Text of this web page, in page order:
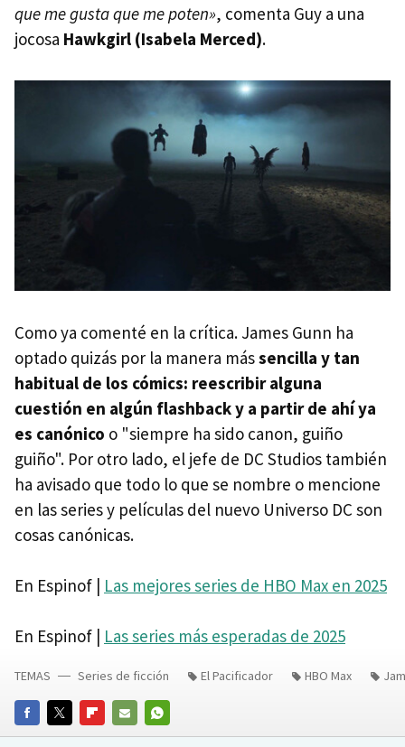
que me gusta que me poten», comenta Guy a una
jocosa Hawkgirl (Isabela Merced).
Como ya comenté en la crítica. James Gunn ha
optado quizás por la manera mássencilla y tan
habitual de los cómics: reescribir alguna
cuestión en algún flashback y a partir de ahí ya
es canónico o "siempre ha sido canon, guiño
guiño". Por otro lado, el jefe de DC Studios también
ha avisado que todo lo que se nombre o mencione
en las series y películas del nuevo Universo DC son
cosas canónicas.
En Espinof | Las mejores series de HBO Max en 2025
En Espinof | Las series más esperadas de 2025
FACEBOOKTWITTERFLIPBOARD
E-
WHATSAPP
TEMAS Series de ficción El Pacificador HBO Max